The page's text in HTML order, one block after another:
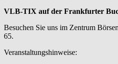
VLB-TIX auf der Frankfurter
Besuchen Sie uns im Zentrum
65.
Veranstaltungshinweise: